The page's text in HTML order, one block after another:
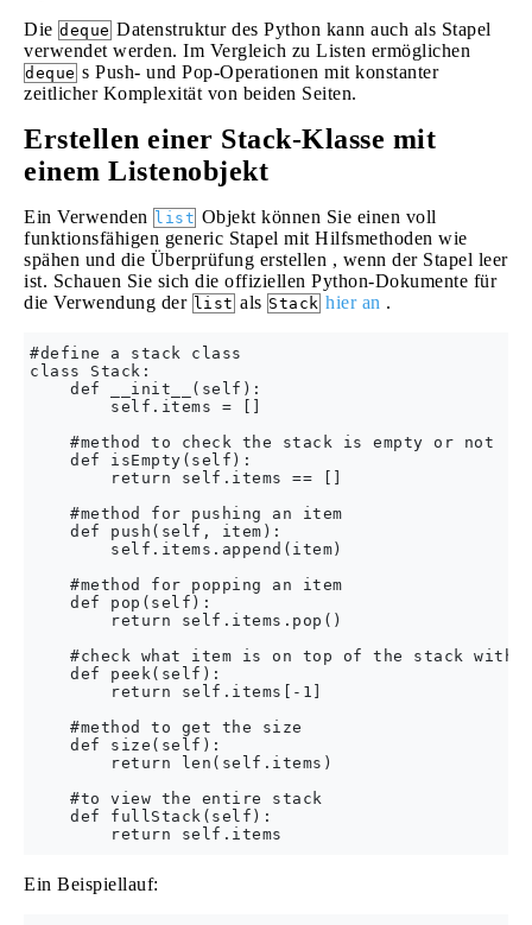
Die deque Datenstruktur des Python kann auch als Stapel
verwendet werden. Im Vergleich zu Listen ermöglichen
deque s Push- und Pop-Operationen mit konstanter
zeitlicher Komplexität von beiden Seiten.
Erstellen einer Stack-Klasse mit
einem Listenobjekt
Ein Verwenden list Objekt können Sie einen voll
funktionsfähigen generic Stapel mit Hilfsmethoden wie
spähen und die Überprüfung erstellen , wenn der Stapel leer
ist. Schauen Sie sich die offiziellen Python-Dokumente für
die Verwendung der list als Stack hier an .
#define a stack class
class Stack:
    def __init__(self):
        self.items = []
    #method to check the stack is empty or not
    def isEmpty(self):
        return self.items == []
    #method for pushing an item
    def push(self, item):
        self.items.append(item)
    #method for popping an item
    def pop(self):
        return self.items.pop()
#check what item is on top of the stack
    def peek(self):
        return self.items[-1]
    #method to get the size
    def size(self):
        return len(self.items)
    #to view the entire stack
    def fullStack(self):
Ein Beispiellauf: